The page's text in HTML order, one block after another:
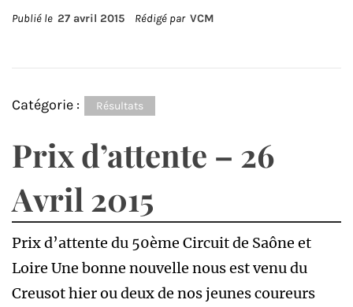
Publié le 27 avril 2015 Rédigé par VCM
Catégorie : Résultats
Prix d’attente – 26
Avril 2015
Prix d’attente du 50ème Circuit de Saône et
Loire Une bonne nouvelle nous est venu du
Creusot hier ou deux de nos jeunes coureurs